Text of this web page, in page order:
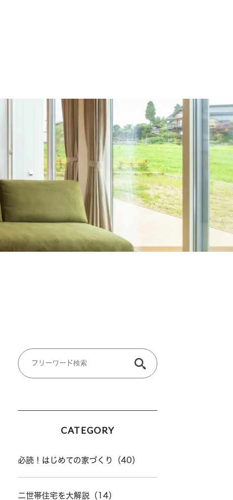
CATEGORY
必読！はじめての家づくり（40）
二世帯住宅を大解説（14）